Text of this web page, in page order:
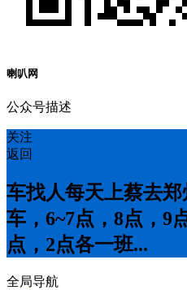
喇叭网
公众号描述
关注
返回
车找人每天上蔡去
车，6~7点，8点，9
点，2点各一班...
全局导航